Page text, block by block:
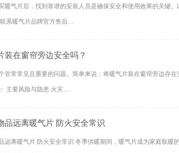
暖气片后，找到靠谱的安装人员是确保安全和使用效果的关键
排序） 联系暖气片品牌官方售后…
装在窗帘旁边安全吗？
非常常见且重要的问题。简单来说：将暖气片装在窗帘旁边存
决方案： 主要风险与隐患 火灾…
品远离暖气片 防火安全常识
远离暖气片 防火安全常识 冬季供暖期间，暖气片成为家庭取